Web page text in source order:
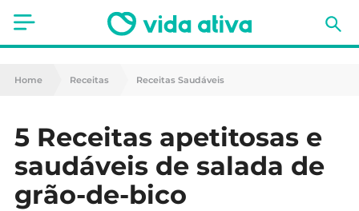
Saúde
Nutrição
Receitas
Home Receitas Receitas Saudáveis
5 Receitas apetitosas e
saudáveis de salada de
grão-de-bico